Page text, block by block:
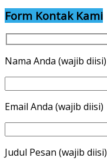
Form Kontak Kami
Nama Anda (wajib diisi)
Email Anda (wajib diisi)
Judul Pesan (wajib diisi)